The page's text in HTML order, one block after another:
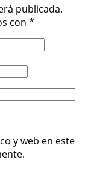
publicada.
con *
y web en este